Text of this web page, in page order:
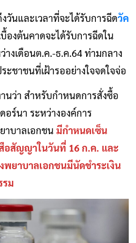
วันและเวลาที่จะได้รับการฉีดวัค
บื้องต้นคาดจะได้รับการฉีดใน
างเดือนต.ค.-ธ.ค.64 ท่ามกลาง
ะชาชนที่เฝ้ารออย่างใจจดใจจ่อ
นว่า สำหรับกำหนดการสั่งซื้อ
อร์นา ระหว่างองค์การ
าบาลเอกชน มีกำหนดเซ็น
สัญญาในวันที่ 16 ก.ค. และ
พยาบาลเอกชนมีนัดชำระเงิน
รม